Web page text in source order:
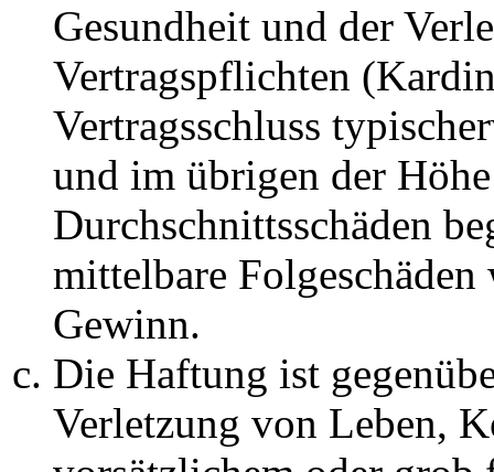
Gesundheit und der
Vertragspflichten
Vertragsschluss
und im übrigen der
Durchschnittsschäden
mittelbare Folgeschäden
Gewinn.
Die Haftung ist
Verletzung von Leben,